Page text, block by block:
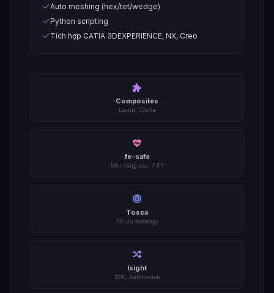
Auto meshing (hex/tet/wedge)
Python scripting
Tích hợp CATIA 3DEXPERIENCE, NX, Creo
Composites
Layup, CZone
fe-safe
Mỏi nâng cao, 7 PP
Tosca
Tối ưu topology
Isight
DOE, Automation